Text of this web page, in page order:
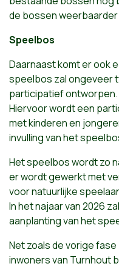
de bossen weerbaarder
Speelbos
Daarnaast komt er ook
speelbos zal ongeveer
participatief ontworpen.
Hiervoor wordt een
met kinderen en
invulling van het
Het speelbos wordt zo
er wordt gewerkt met
voor natuurlijke
In het najaar van 2026
aanplanting van het
Net zoals de vorige
inwoners van Turnhout